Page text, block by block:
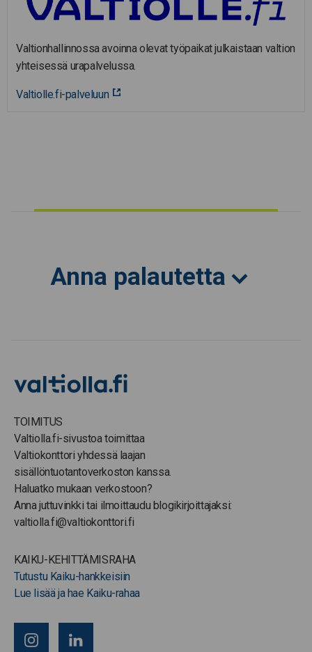
Valtionhallinnossa avoinna olevat työpaikat julkaistaan valtion
yhteisessä urapalvelussa.
Valtiolle.fi-palveluun
Anna palautetta
TOIMITUS
Valtiolla.fi-sivustoa toimittaa
Valtiokonttori yhdessä laajan
sisällöntuotantoverkoston kanssa.
Haluatko mukaan verkostoon?
Anna juttuvinkki tai ilmoittaudu blogikirjoittajaksi:
valtiolla.fi@valtiokonttori.fi
KAIKU-KEHITTÄMISRAHA
Tutustu Kaiku-hankkeisiin
Lue lisää ja hae Kaiku-rahaa